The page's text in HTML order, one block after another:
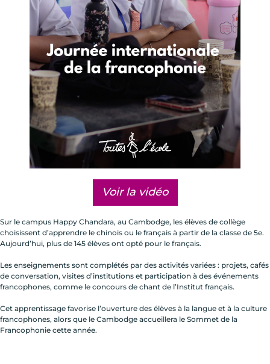
Voir la vidéo
Sur le campus Happy Chandara, au Cambodge, les élèves de collège
choisissent d’apprendre le chinois ou le français à partir de la classe de 5e.
Aujourd’hui, plus de 145 élèves ont opté pour le français.
Les enseignements sont complétés par des activités variées : projets, cafés
de conversation, visites d’institutions et participation à des événements
francophones, comme le concours de chant de l’Institut français.
Cet apprentissage favorise l’ouverture des élèves à la langue et à la culture
francophones, alors que le Cambodge accueillera le Sommet de la
Francophonie cette année.